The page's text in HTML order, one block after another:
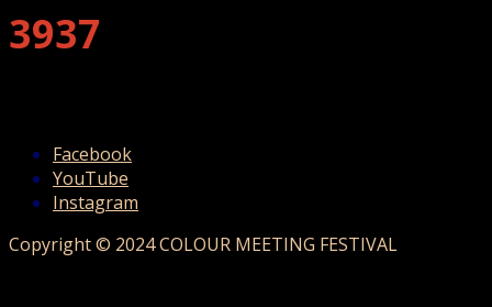
3937
Facebook
YouTube
Instagram
Copyright © 2024 COLOUR MEETING FESTIVAL